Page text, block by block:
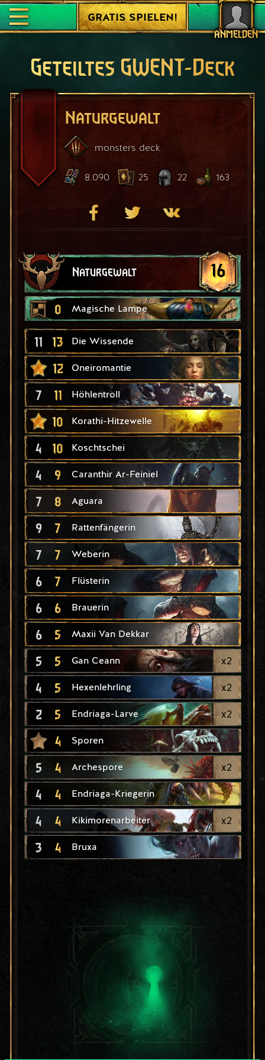
ANMELDEN
GRATIS SPIELEN!
Geteiltes GWENT-Deck
Naturgewalt
monsters deck
8.090 25 22 163
Naturgewalt 16
0 Magische Lampe
11 13 Die Wissende
12 Oneiromantie
7 11 Höhlentroll
10 Korathi-Hitzewelle
4 10 Koschtschei
4 9 Caranthir Ar-Feiniel
7 8 Aguara
9 7 Rattenfängerin
7 7 Weberin
6 7 Flüsterin
6 6 Brauerin
6 5 Maxii Van Dekkar
5 5 Gan Ceann x2
4 5 Hexenlehrling x2
2 5 Endriaga-Larve x2
4 Sporen
5 4 Archespore x2
4 4 Endriaga-Kriegerin
4 4 Kikimorenarbeiter x2
3 4 Bruxa